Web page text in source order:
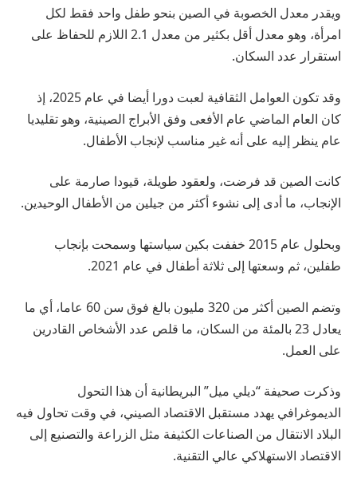
ويقدر معدل الخصوبة في الصين بنحو طفل واحد فقط لكل
امرأة، وهو معدل أقل بكثير من معدل 2.1 اللازم للحفاظ على
استقرار عدد السكان.
وقد تكون العوامل الثقافية لعبت دورا أيضا في عام 2025، إذ
كان العام الماضي عام الأفعى وفق الأبراج الصينية، وهو تقليديا
عام ينظر إليه على أنه غير مناسب لإنجاب الأطفال.
كانت الصين قد فرضت، ولعقود طويلة، قيودا صارمة على
الإنجاب، ما أدى إلى نشوء أكثر من جيلين من الأطفال الوحيدين.
وبحلول عام 2015 خففت بكين سياستها وسمحت بإنجاب
طفلين، ثم وسعتها إلى ثلاثة أطفال في عام 2021.
وتضم الصين أكثر من 320 مليون بالغ فوق سن 60 عاما، أي ما
يعادل 23 بالمئة من السكان، ما قلص عدد الأشخاص القادرين
على العمل.
وذكرت صحيفة “ديلي ميل” البريطانية أن هذا التحول
الديموغرافي يهدد مستقبل الاقتصاد الصيني، في وقت تحاول فيه
البلاد الانتقال من الصناعات الكثيفة مثل الزراعة والتصنيع إلى
الاقتصاد الاستهلاكي عالي التقنية.